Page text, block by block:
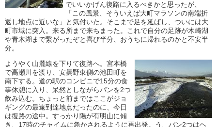
でいいかげん復路に入るべきかと思ったが、
「この風景、そういえば大町マラソンの南端折
返し地点に近いな」と気付いた。そこまで足を延ばし、ついには大
町市域に突入。来る所まで来ちまった。これで自分の足跡が木崎湖
や青木湖まで繋がったぞと喜び半分、おうちに帰れるのかと不安半
分。
ようやく山麓線を下りて復路へ。宮本橋
で高瀬川を渡り、安曇野東側の池田町を
南下する。道の駅のコンビニで15分の食
事休憩に入り、呆然としながらパンを2つ
飲み込む。ちょっと前まではここがジョ
ギングの最遠到達地点だったのに、今日
は復路の途中。すっかり陽が有明山に傾
き、17時のチャイムに急かされるように再出発。う、パン2つはヘ